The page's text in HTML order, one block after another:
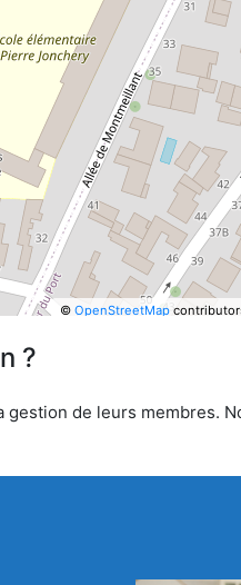
© OpenStreetMap
?
de leurs membres.